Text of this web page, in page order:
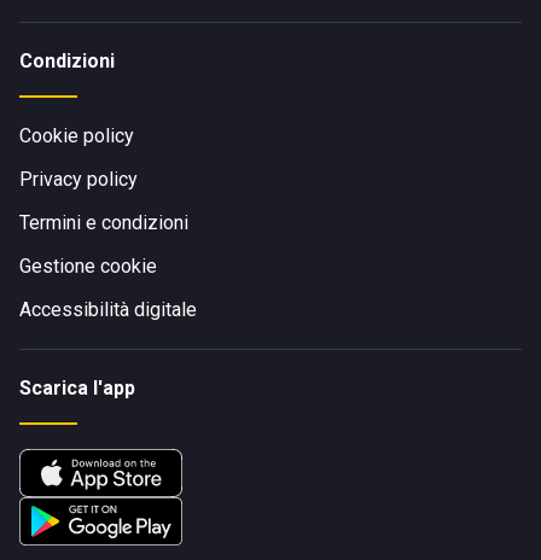
Condizioni
Cookie policy
Privacy policy
Termini e condizioni
Gestione cookie
Accessibilità digitale
Scarica l'app